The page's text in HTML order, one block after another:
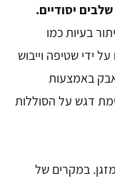
יסודיים.
בעיות כמו
ידי שטיפה וייבוש
באמצעות
דגש על הסוללות
במקרים של